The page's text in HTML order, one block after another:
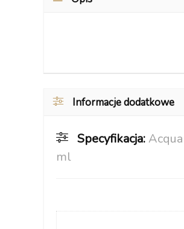
Informacje dodatkowe
Specyfikacja:
ml